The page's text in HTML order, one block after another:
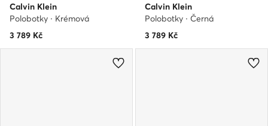
Calvin Klein
Polobotky · Krémová
3 789 Kč
Calvin Klein
Polobotky · Černá
3 789 Kč